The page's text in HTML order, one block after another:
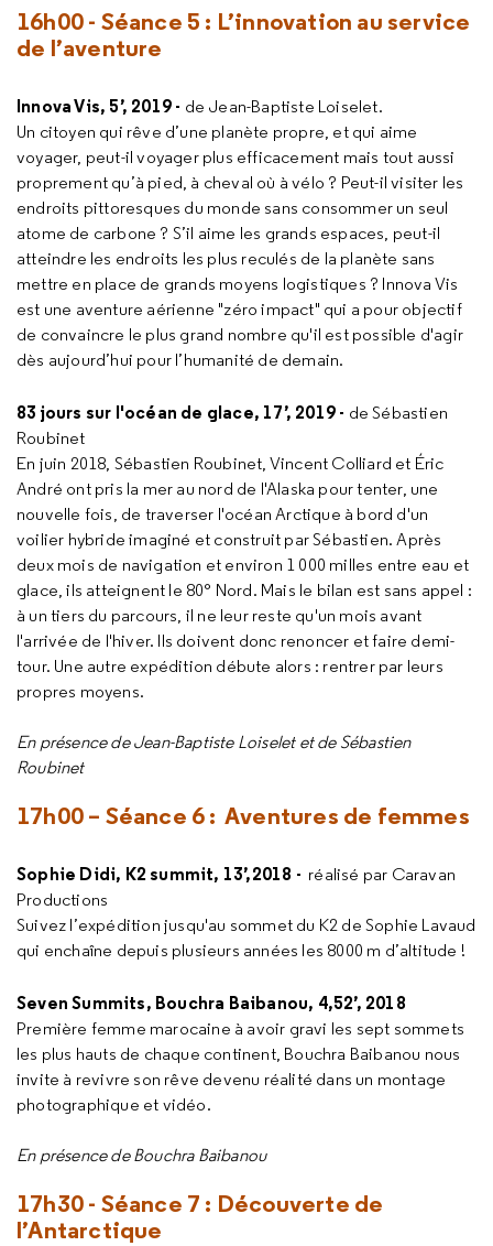
16h00 - Séance 5 : L’innovation au service
de l’aventure
Innova Vis, 5’, 2019 - de Jean-Baptiste Loiselet.
Un citoyen qui rêve d’une planète propre, et qui aime
voyager, peut-il voyager plus efficacement mais tout aussi
proprement qu’à pied, à cheval où à vélo ? Peut-il visiter les
endroits pittoresques du monde sans consommer un seul
atome de carbone ? S’il aime les grands espaces, peut-il
atteindre les endroits les plus reculés de la planète sans
mettre en place de grands moyens logistiques ? Innova Vis
est une aventure aérienne "zéro impact" qui a pour objectif
de convaincre le plus grand nombre qu'il est possible d'agir
dès aujourd’hui pour l’humanité de demain.
83 jours sur l'océan de glace, 17’, 2019 - de Sébastien
Roubinet
En juin 2018, Sébastien Roubinet, Vincent Colliard et Éric
André ont pris la mer au nord de l'Alaska pour tenter, une
nouvelle fois, de traverser l'océan Arctique à bord d'un
voilier hybride imaginé et construit par Sébastien. Après
deux mois de navigation et environ 1 000 milles entre eau et
glace, ils atteignent le 80° Nord. Mais le bilan est sans appel :
à un tiers du parcours, il ne leur reste qu'un mois avant
l'arrivée de l'hiver. Ils doivent donc renoncer et faire demi-
tour. Une autre expédition débute alors : rentrer par leurs
propres moyens.
En présence de Jean-Baptiste Loiselet et de Sébastien
Roubinet
17h00 – Séance 6 : Aventures de femmes
Sophie Didi, K2 summit, 13’,2018 - réalisé par Caravan
Productions
Suivez l’expédition jusqu'au sommet du K2 de Sophie Lavaud
qui enchaîne depuis plusieurs années les 8000 m d’altitude !
Seven Summits, Bouchra Baibanou, 4,52’, 2018
Première femme marocaine à avoir gravi les sept sommets
les plus hauts de chaque continent, Bouchra Baibanou nous
invite à revivre son rêve devenu réalité dans un montage
photographique et vidéo.
En présence de Bouchra Baibanou
17h30 - Séance 7 : Découverte de
l’Antarctique